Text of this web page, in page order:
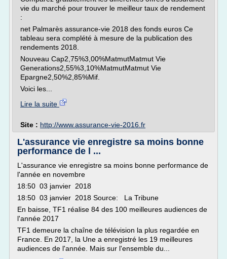
vie du marché pour trouver le meilleur taux de rendement
:
net Palmarès assurance-vie 2018 des fonds euros Ce
tableau sera complété à mesure de la publication des
rendements 2018.
Nouveau Cap2,75%3,00%MatmutMatmut Vie
Generations2,55%3,10%MatmutMatmut Vie
Epargne2,50%2,85%Mif.
Voici les...
Lire la suite
Site : http://www.assurance-vie-2016.fr
L'assurance vie enregistre sa moins bonne
performance de l ...
L'assurance vie enregistre sa moins bonne performance de
l'année en novembre
18:50 03 janvier 2018
18:50 03 janvier 2018 Source: La Tribune
En baisse, TF1 réalise 84 des 100 meilleures audiences de
l'année 2017
TF1 demeure la chaîne de télévision la plus regardée en
France. En 2017, la Une a enregistré les 19 meilleures
audiences de l'année. Mais sur l'ensemble du...